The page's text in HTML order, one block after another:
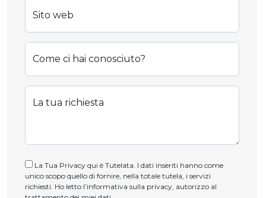
Sito web
Come ci hai conosciuto?
La tua richiesta
La Tua Privacy qui è Tutelata. I dati inseriti hanno come
unico scopo quello di fornire, nella totale tutela, i servizi
richiesti. Ho letto l’informativa sulla privacy, autorizzo al